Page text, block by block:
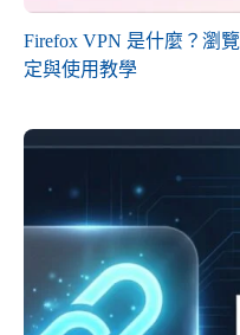
Firefox VPN 是什麼？瀏
定與使用教學